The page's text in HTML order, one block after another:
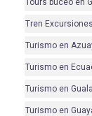
Tren
Turismo en
Turismo en
Turismo en
Turismo en